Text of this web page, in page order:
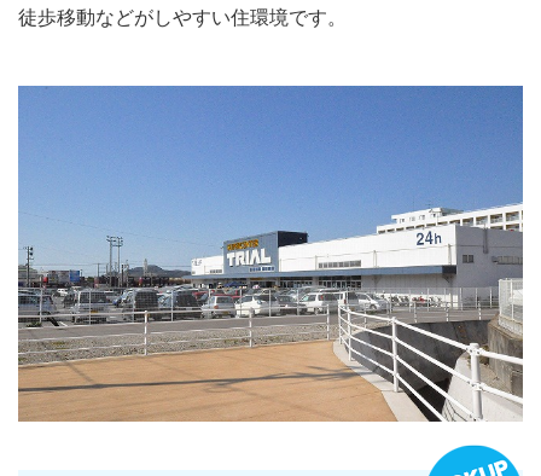
徒歩移動などがしやすい住環境です。